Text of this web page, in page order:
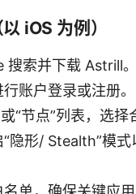
iOS 为例）
索并下载 Astrill。
账户登录或注册。
“节点”列表，选择
隐形/ Stealth”模